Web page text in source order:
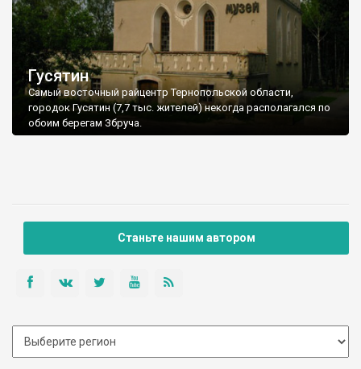
Гусятин
Самый восточный райцентр Тернопольской области,
городок Гусятин (7,7 тыс. жителей) некогда располагался по
обоим берегам Збруча.
Станьте нашим автором